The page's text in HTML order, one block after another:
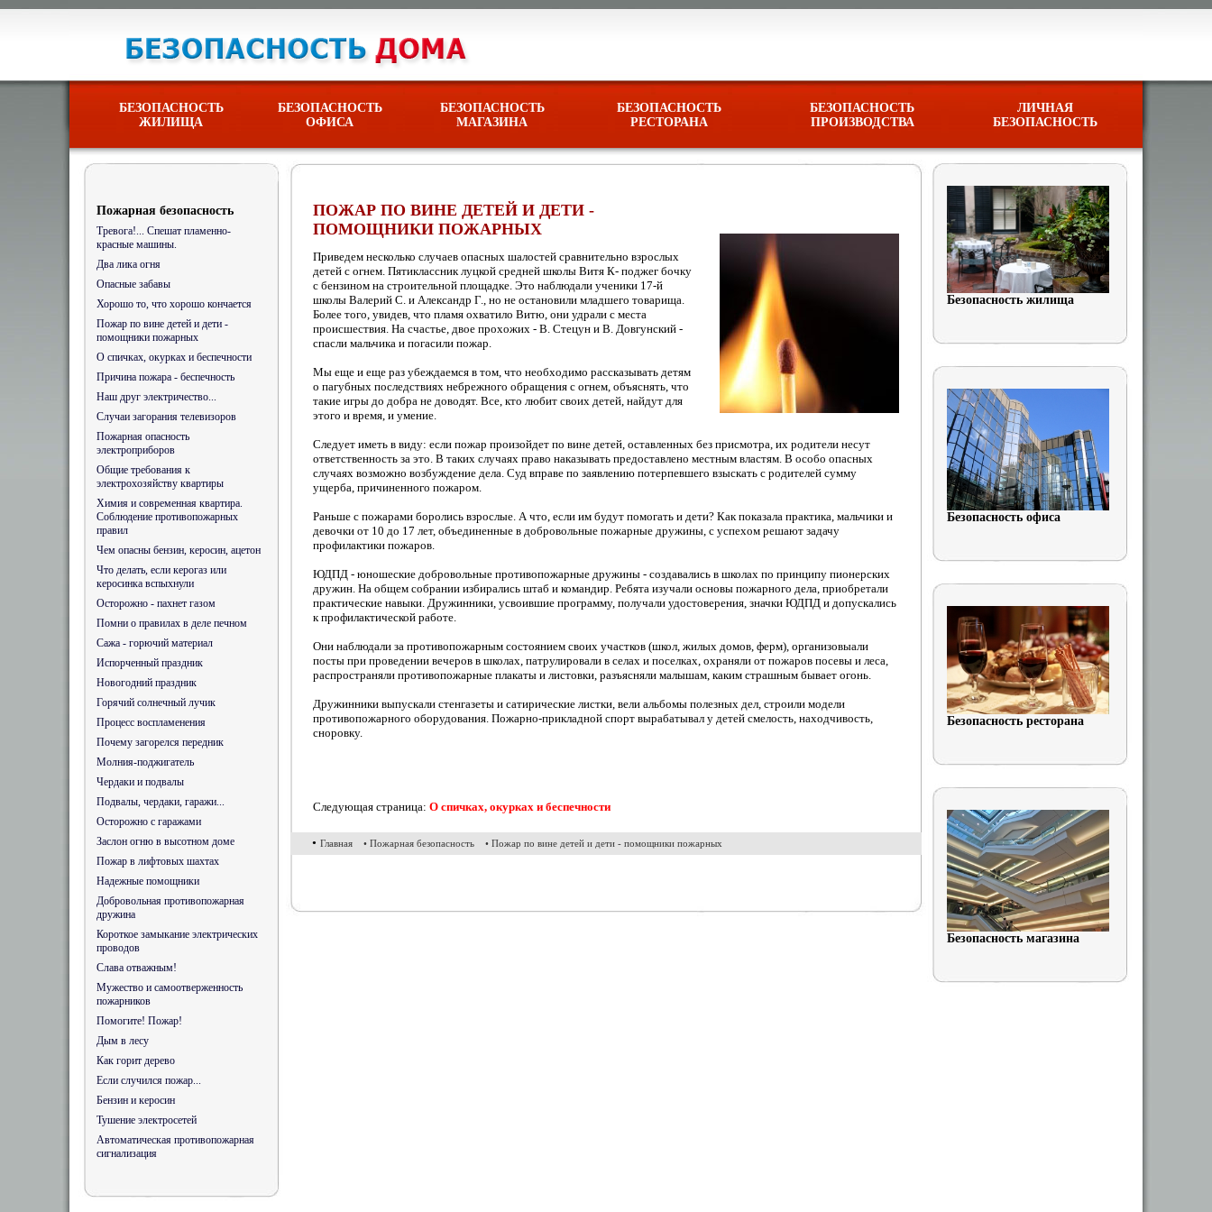
БЕЗОПАСНОСТЬ
ЖИЛИЩА
БЕЗОПАСНОСТЬ
ОФИСА
БЕЗОПАСНОСТЬ
МАГАЗИНА
БЕЗОПАСНОСТЬ
РЕСТОРАНА
БЕЗОПАСНОСТЬ
ПРОИЗВОДСТВА
ЛИЧНАЯ
БЕЗОПАСНОСТЬ
Пожарная безопасность
Тревога!... Спешат пламенно-
красные машины.
Два лика огня
Опасные забавы
Хорошо то, что хорошо кончается
Пожар по вине детей и дети -
помощники пожарных
О спичках, окурках и беспечности
Причина пожара - беспечность
Наш друг электричество...
Случаи загорания телевизоров
Пожарная опасность
электроприборов
Общие требования к
электрохозяйству квартиры
Химия и современная квартира.
Соблюдение противопожарных
правил
Чем опасны бензин, керосин, ацетон
Что делать, если керогаз или
керосинка вспыхнули
Осторожно - пахнет газом
Помни о правилах в деле печном
Сажа - горючий материал
Испорченный праздник
Новогодний праздник
Горячий солнечный лучик
Процесс воспламенения
Почему загорелся передник
Молния-поджигатель
Чердаки и подвалы
Подвалы, чердаки, гаражи...
Осторожно с гаражами
Заслон огню в высотном доме
Пожар в лифтовых шахтах
Надежные помощники
Добровольная противопожарная
дружина
Короткое замыкание электрических
проводов
Слава отважным!
Мужество и самоотверженность
пожарников
Помогите! Пожар!
Дым в лесу
Как горит дерево
Если случился пожар...
Бензин и керосин
Тушение электросетей
Автоматическая противопожарная
сигнализация
ПОЖАР ПО ВИНЕ ДЕТЕЙ И ДЕТИ -
ПОМОЩНИКИ ПОЖАРНЫХ
Приведем несколько случаев опасных шалостей сравнительно взрослых
детей с огнем. Пятиклассник луцкой средней школы Витя К- поджег бочку
с бензином на строительной площадке. Это наблюдали ученики 17-й
школы Валерий С. и Александр Г., но не остановили младшего товарища.
Более того, увидев, что пламя охватило Витю, они удрали с места
происшествия. На счастье, двое прохожих - В. Стецун и В. Довгунский -
спасли мальчика и погасили пожар.
Мы еще и еще раз убеждаемся в том, что необходимо рассказывать детям
о пагубных последствиях небрежного обращения с огнем, объяснять, что
такие игры до добра не доводят. Все, кто любит своих детей, найдут для
этого и время, и умение.
Следует иметь в виду: если пожар произойдет по вине детей, оставленных без присмотра, их родители несут
ответственность за это. В таких случаях право наказывать предоставлено местным властям. В особо опасных
случаях возможно возбуждение дела. Суд вправе по заявлению потерпевшего взыскать с родителей сумму
ущерба, причиненного пожаром.
Раньше с пожарами боролись взрослые. А что, если им будут помогать и дети? Как показала практика, мальчики и
девочки от 10 до 17 лет, объединенные в добровольные пожарные дружины, с успехом решают задачу
профилактики пожаров.
ЮДПД - юношеские добровольные противопожарные дружины - создавались в школах по принципу пионерских
дружин. На общем собрании избирались штаб и командир. Ребята изучали основы пожарного дела, приобретали
практические навыки. Дружинники, усвоившие программу, получали удостоверения, значки ЮДПД и допускались
к профилактической работе.
Они наблюдали за противопожарным состоянием своих участков (школ, жилых домов, ферм), организовыали
посты при проведении вечеров в школах, патрулировали в селах и поселках, охраняли от пожаров посевы и леса,
распространяли противопожарные плакаты и листовки, разъясняли малышам, каким страшным бывает огонь.
Дружинники выпускали стенгазеты и сатирические листки, вели альбомы полезных дел, строили модели
противопожарного оборудования. Пожарно-прикладной спорт вырабатывал у детей смелость, находчивость,
сноровку.
Следующая страница: О спичках, окурках и беспечности
• Главная • Пожарная безопасность • Пожар по вине детей и дети - помощники пожарных
Безопасность жилища
Безопасность офиса
Безопасность ресторана
Безопасность магазина